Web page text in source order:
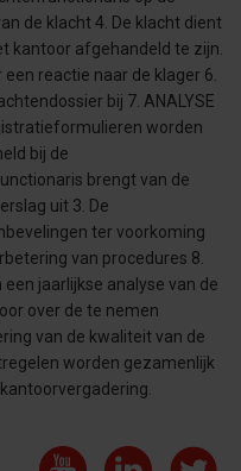
de klacht 4. De klacht dient
kantoor afgehandeld te zijn.
reactie naar de klager 6.
bij 7. ANALYSE
worden
bij de
brengt van de
uit 3. De
ter voorkoming
van procedures 8.
een jaarlijkse analyse van de
over de te nemen
van de kwaliteit van de
worden gezamenlijk